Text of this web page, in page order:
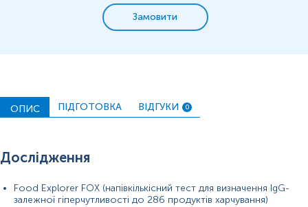
Замовити
ОПИС ПІДГОТОВКА ВІДГУКИ 0
Дослідження
Food Explorer FOX (напівкількісний тест для визначення IgG-
залежної гіперчутливості до 286 продуктів харчування)